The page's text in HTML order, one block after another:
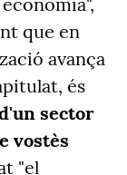
que en
avança
és
sector
vostès
"el